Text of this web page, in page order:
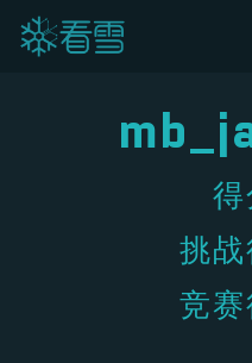
得
挑战
竞赛